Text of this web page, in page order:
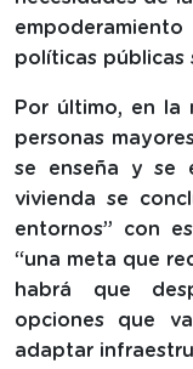
políticas públicas
Por último, en la
personas
se enseña y se
vivienda se
entornos” con
“una meta que
habrá que
opciones que
adaptar